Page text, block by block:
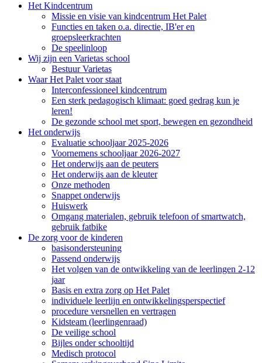
Het Kindcentrum
Missie en visie van kindcentrum Het Palet
Functies en taken o.a. directie, IB'er en
groepsleerkrachten
De speelinloop
Wij zijn een Varietas school
Bestuur Varietas
Waar Het Palet voor staat
Interconfessioneel kindcentrum
Een sterk pedagogisch klimaat: goed gedrag kun je
leren!
De gezonde school met sport, bewegen en gezondheid
Het onderwijs
Evaluatie schooljaar 2025-2026
Voornemens schooljaar 2026-2027
Het onderwijs aan de peuters
Het onderwijs aan de kleuter
Onze methoden
Snappet onderwijs
Huiswerk
Omgang materialen, gebruik telefoon of smartwatch,
gebruik fatbike
De zorg voor de kinderen
basisondersteuning
Passend onderwijs
Het volgen van de ontwikkeling van de leerlingen 2-12
jaar
Basis en extra zorg op Het Palet
individuele leerlijn en ontwikkelingsperspectief
procedure versnellen en vertragen
Kidsteam (leerlingenraad)
De veilige school
Bijles onder schooltijd
Medisch protocol